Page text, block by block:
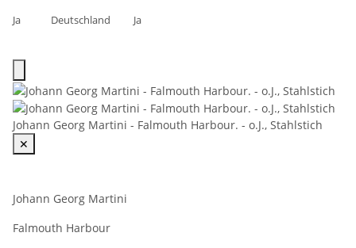
Ja
Deutschland
Ja
Johann Georg Martini - Falmouth Harbour. - o.J., Stahlstich
✕
Johann Georg Martini
Falmouth Harbour